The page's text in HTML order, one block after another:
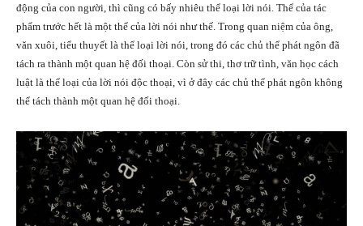
động của con người, thì cũng có bấy nhiêu thể loại lời nói. Thể của tác
phẩm trước hết là một thể của lời nói như thế. Trong quan niệm của ông,
văn xuôi, tiểu thuyết là thể loại lời nói, trong đó các chủ thể phát ngôn đã
tách ra thành một quan hệ đối thoại. Còn sử thi, thơ trữ tình, văn học cách
luật là thể loại của lời nói độc thoại, vì ở đây các chủ thể phát ngôn không
thể tách thành một quan hệ đối thoại.